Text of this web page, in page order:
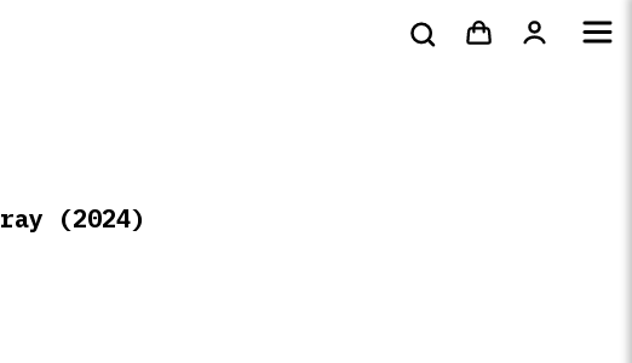
shirts
(2024)